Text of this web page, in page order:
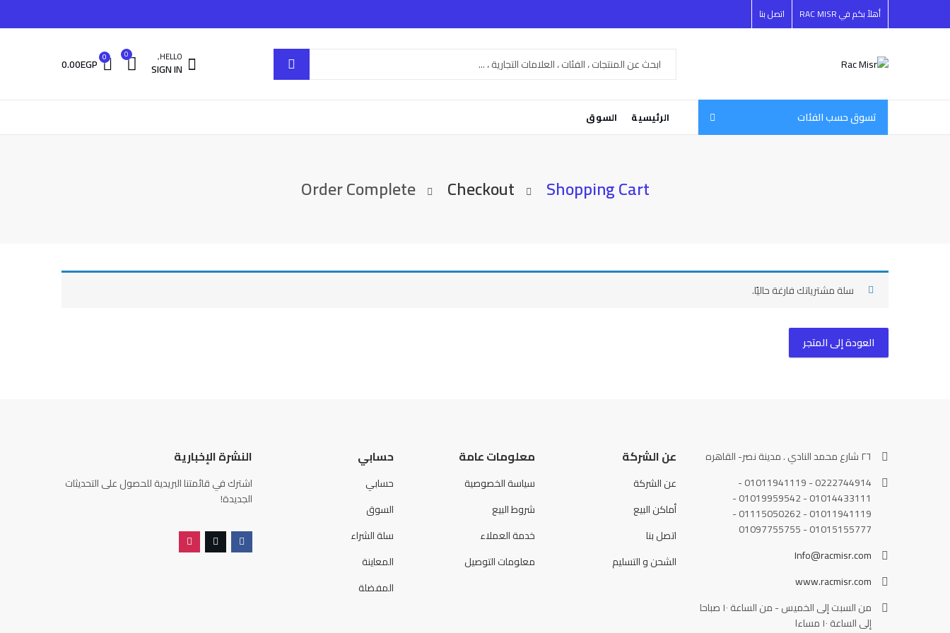
أهلأ بكم في RAC MISR اتصل بنا
HELLO,
SIGN IN
0
0
0.00EGP
تسوق حسب الفئات الرئيسية السوق
Shopping Cart
Checkout
Order Complete
سلة مشترياتك فارغة حاليًا.
العودة إلى المتجر
٢٦ شارع محمد النادي . مدينة نصر- القاهره
0222744914 - 01011941119 -
01014433111 - 01019959542 -
01011941119 - 01115050262 -
01015155777 - 01097755755
Info@racmisr.com
www.racmisr.com
من السبت إلى الخميس - من الساعة ١٠ صباحا
إلى الساعة ١٠ مساءا
عن الشركة
عن الشركة
أماكن البيع
اتصل بنا
الشحن و التسليم
معلومات عامة
سياسة الخصوصية
شروط البيع
خدمة العملاء
معلومات التوصيل
حسابي
حسابي
السوق
سلة الشراء
المعاينة
المفضلة
النشرة الإخبارية
اشترك في قائمتنا البريدية للحصول على التحديثات
الجديدة!